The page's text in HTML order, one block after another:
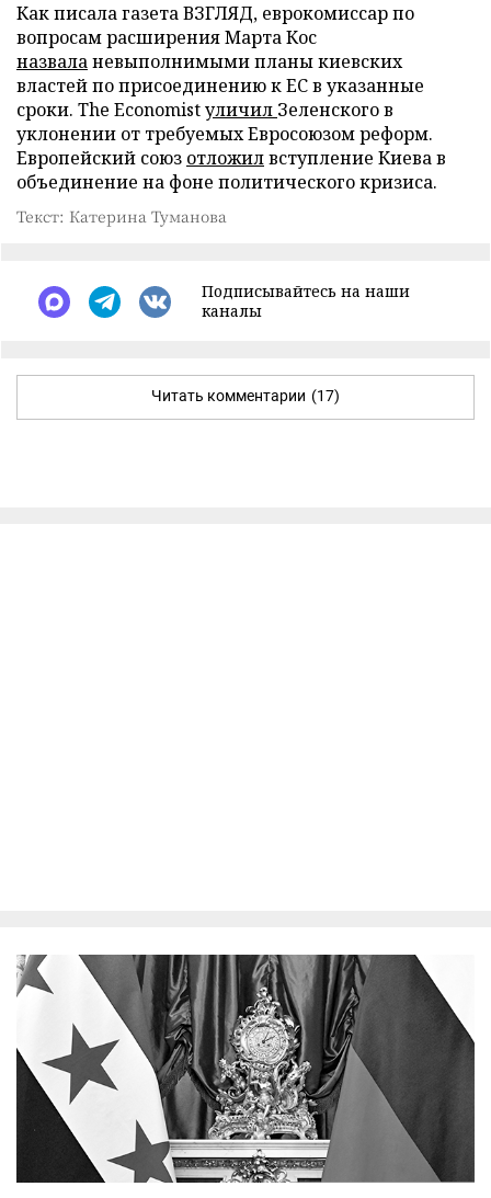
Как писала газета ВЗГЛЯД, еврокомиссар по
вопросам расширения Марта Кос
назваланевыполнимыми планы киевских
властей по присоединению к ЕС в указанные
сроки. The Economistуличил Зеленского в
уклонении от требуемых Евросоюзом реформ.
Европейский союз отложилвступление Киева в
объединение на фоне политического кризиса.
Текст: Катерина Туманова
Подписывайтесь на наши
каналы
Читать комментарии (17)